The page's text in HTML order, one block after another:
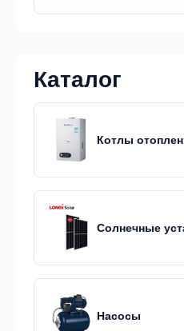
Каталог
Котлы
Солнечные
Насосы